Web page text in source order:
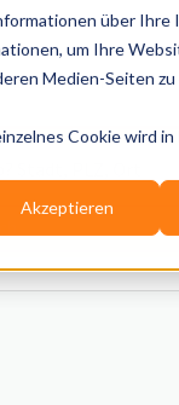
über
um Ihre
Medien-Seiten
Cookie wird
Akzeptieren
Branchen-Infos